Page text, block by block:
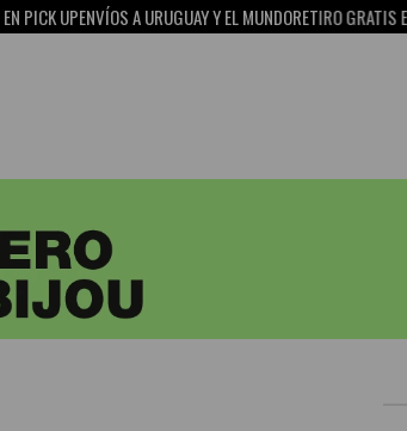
ENVÍOS A URUGUAY Y EL MUNDORETIRO GRATIS EN PICK